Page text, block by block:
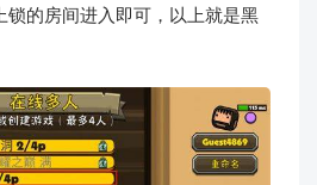
锁的房间进入即可，以上就是黑